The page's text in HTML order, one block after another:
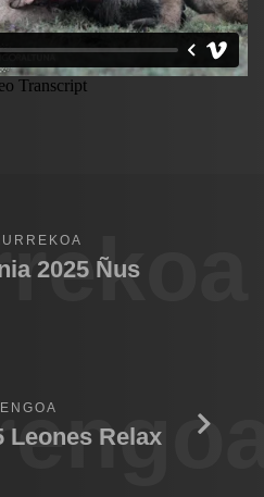
2025 Ñus
Leones Relax